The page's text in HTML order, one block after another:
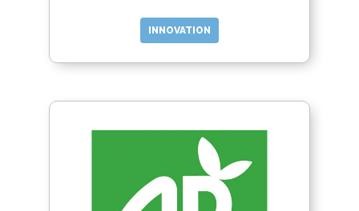
INNOVATION